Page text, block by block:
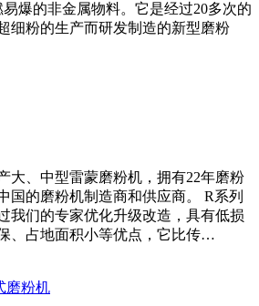
爆的非金属物料。它是经过20多次的
细粉的生产而研发制造的新型磨粉
大、中型雷蒙磨粉机，拥有22年磨粉
国的磨粉机制造商和供应商。 R系列
我们的专家优化升级改造，具有低损
、占地面积小等优点，它比传…